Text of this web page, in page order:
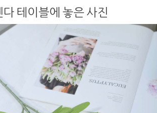
다 테이블에 놓은 사진